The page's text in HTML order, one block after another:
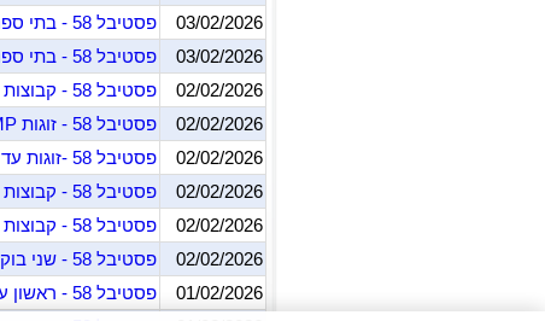
03/02/2026
פסטיבל 58 - בתי ספר ברידג בסיסי+ חטיבה
03/02/2026
פסטיבל 58 - בתי ספר ברידג בסיסי
02/02/2026
פסטיבל 58 - קבוצות פתוחה 1/2 גמר
02/02/2026
פסטיבל 58 - זוגות MP (יום שני)
02/02/2026
פסטיבל 58 -זוגות עד אמן זהב
02/02/2026
פסטיבל 58 - קבוצות פתוחה 1/4 גמר
02/02/2026
פסטיבל 58 - קבוצות פתוחה 1/8 גמר
02/02/2026
פסטיבל 58 - שני בוקר (חד"פ)
01/02/2026
פסטיבל 58 - ראשון ערב (חד"פ)